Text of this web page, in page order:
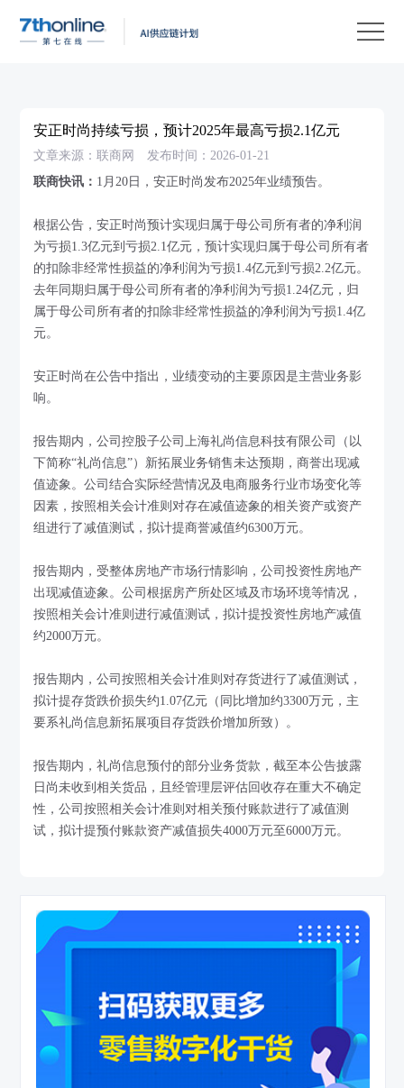
安正时尚持续亏损，预计2025年最高亏损2.1亿元
文章来源：联商网
发布时间：2026-01-21
联商快讯： 1月20日，安正时尚发布2025年业绩预告。
根据公告，安正时尚预计实现归属于母公司所有者的净利润
为亏损1.3亿元到亏损2.1亿元，预计实现归属于母公司所有者
的扣除非经常性损益的净利润为亏损1.4亿元到亏损2.2亿元。
去年同期归属于母公司所有者的净利润为亏损1.24亿元，归
属于母公司所有者的扣除非经常性损益的净利润为亏损1.4亿
元。
安正时尚在公告中指出，业绩变动的主要原因是主营业务影
响。
报告期内，公司控股子公司上海礼尚信息科技有限公司（以
下简称“礼尚信息”）新拓展业务销售未达预期，商誉出现减
值迹象。公司结合实际经营情况及电商服务行业市场变化等
因素，按照相关会计准则对存在减值迹象的相关资产或资产
组进行了减值测试，拟计提商誉减值约6300万元。
报告期内，受整体房地产市场行情影响，公司投资性房地产
出现减值迹象。公司根据房产所处区域及市场环境等情况，
按照相关会计准则进行减值测试，拟计提投资性房地产减值
约2000万元。
报告期内，公司按照相关会计准则对存货进行了减值测试，
拟计提存货跌价损失约1.07亿元（同比增加约3300万元，主
要系礼尚信息新拓展项目存货跌价增加所致）。
报告期内，礼尚信息预付的部分业务货款，截至本公告披露
日尚未收到相关货品，且经管理层评估回收存在重大不确定
性，公司按照相关会计准则对相关预付账款进行了减值测
试，拟计提预付账款资产减值损失4000万元至6000万元。